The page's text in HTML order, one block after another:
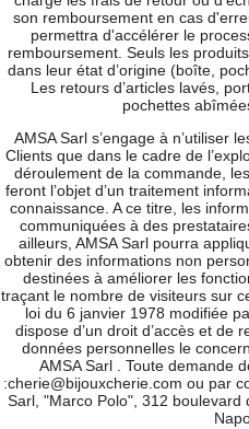
son remboursement en cas
permettra d'accélérer le
remboursement. Seuls les
dans leur état d’origine (boîte,
Les retours d’articles lavés,
pochettes
AMSA Sarl s’engage à n’utiliser
Clients que dans le cadre de
déroulement de la commande,
feront l’objet d’un traitement
connaissance. A ce titre, les
communiquées à des
ailleurs, AMSA Sarl pourra
obtenir des informations non
destinées à améliorer les
traçant le nombre de visiteurs sur
loi du 6 janvier 1978 modifiée
dispose d’un droit d’accès et de
données personnelles le
AMSA Sarl . Toute demande
:cherie@bijouxcherie.com ou par
Sarl, "Marco Polo", 312